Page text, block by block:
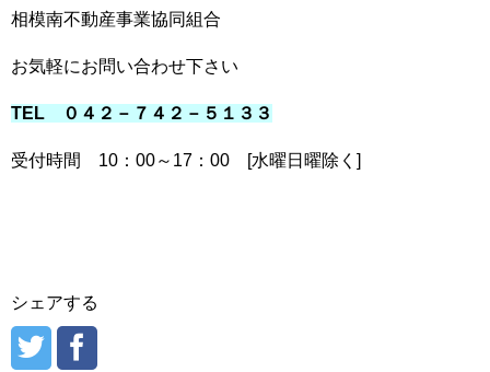
相模南不動産事業協同組合
お気軽にお問い合わせ下さい
TEL ０４２－７４２－５１３３
受付時間 10：00～17：00 [水曜日曜除く]
シェアする